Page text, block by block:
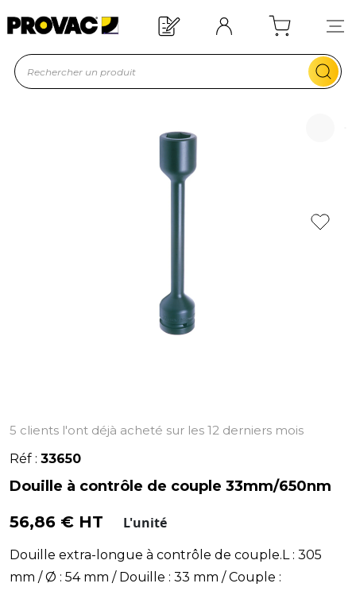
Offre de bienvenue : 20€ offerts !
En savoir plus
5 clients l'ont déjà acheté sur les 12 derniers mois
Réf : 33650
Douille à contrôle de couple 33mm/650nm
56,86 € HT L'unité
Douille extra-longue à contrôle de couple.L : 305
mm / Ø : 54 mm / Douille : 33 mm / Couple :